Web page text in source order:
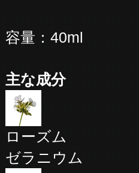
容量：40ml
主な成分
ローズム
ゼラニウム